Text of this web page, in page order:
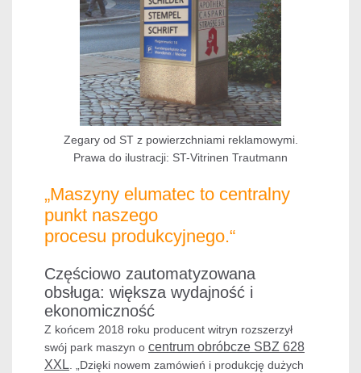
Zegary od ST z powierzchniami reklamowymi.
Prawa do ilustracji: ST-Vitrinen Trautmann
„Maszyny elumatec to centralny
punkt naszego
procesu produkcyjnego.“
Częściowo zautomatyzowana
obsługa: większa wydajność i
ekonomiczność
Z końcem 2018 roku producent witryn rozszerzył
swój park maszyn o centrum obróbcze SBZ 628
XXL . „Dzięki nowem zamówień i produkcję dużych